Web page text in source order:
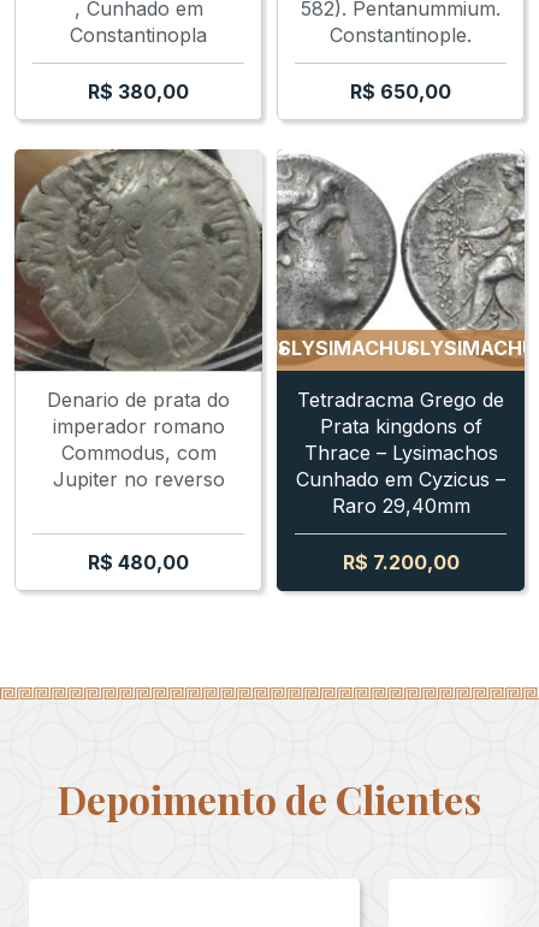
, Cunhado em
Constantinopla
R$ 380,00
582). Pentanummium.
Constantinople.
R$ 650,00
Denario de prata do
imperador romano
Commodus, com
Jupiter no reverso
R$ 480,00
LYSIMACHUSLYSIMACHUSLYSIMACHUS
Tetradracma Grego de
Prata kingdons of
Thrace – Lysimachos
Cunhado em Cyzicus –
Raro 29,40mm
R$ 7.200,00
Depoimento de Clientes